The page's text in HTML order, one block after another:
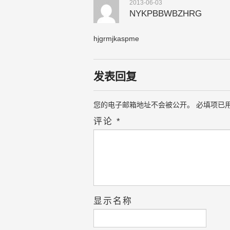
2013-06-03
NYKPBBWBZHRG
hjgrmjkaspme
发表回复
您的电子邮箱地址不会被公开。 必填项已
评论 *
显示名称